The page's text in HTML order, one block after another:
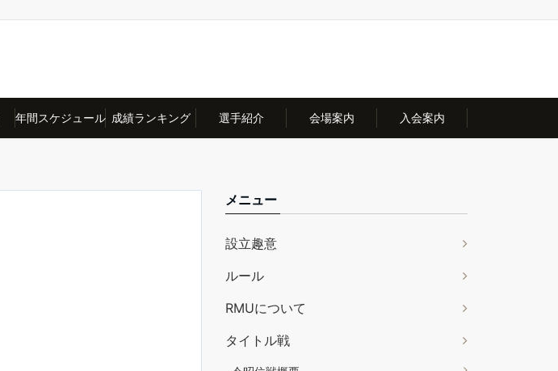
年間スケジュール 成績ランキング 選手紹介 会場案内 入会案内
メニュー
設立趣意
ルール
RMUについて
タイトル戦